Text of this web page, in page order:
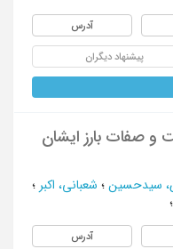
آدرس
پیشنهاد دیگران
و صفات بارز ایشان
سیدحسین ؛ شعبانی، اکبر ؛
؛
آدرس